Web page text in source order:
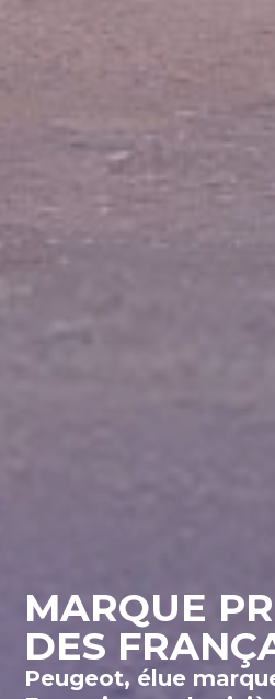
MARQUE
DES
Peugeot, élue